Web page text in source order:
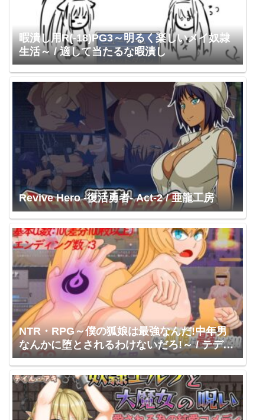
暇潰し用R(-18)PG3～明るく楽しいメイ奴隷
生活～ / 適して当たるな暇潰し
Revive Hero -復活勇者- Act-2 / 亜龍工房
NTR・RPG～僕の狐娘は最強なんだ!中年男
なんかに堕とされるわけないだろ!～ / テディ
ベア